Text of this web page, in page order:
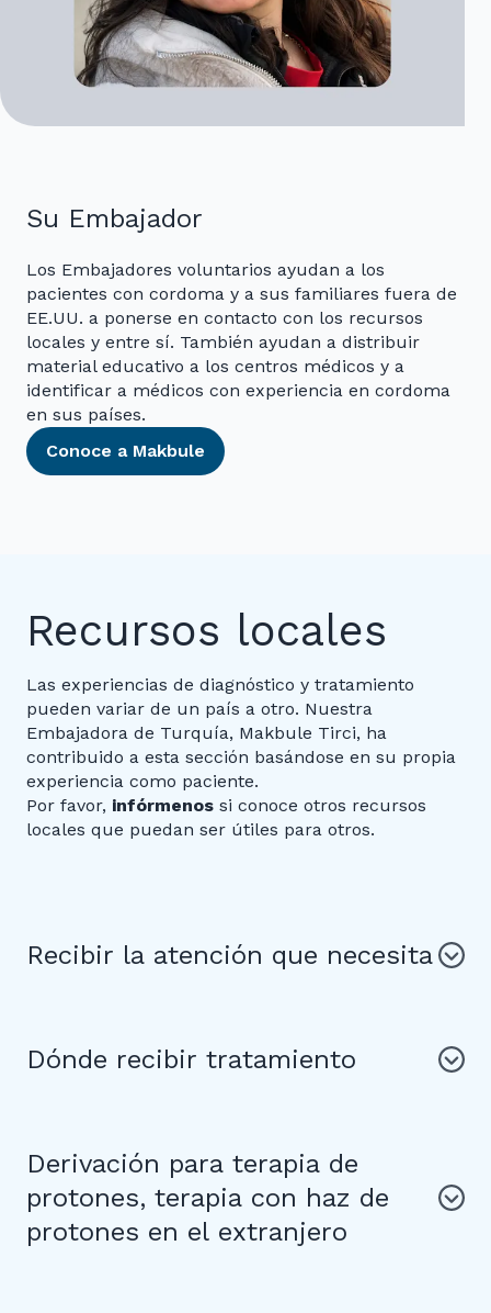
Su Embajador
Los Embajadores voluntarios ayudan a los
pacientes con cordoma y a sus familiares fuera de
EE.UU. a ponerse en contacto con los recursos
locales y entre sí. También ayudan a distribuir
material educativo a los centros médicos y a
identificar a médicos con experiencia en cordoma
en sus países.
Conoce a Makbule
Recursos locales
Las experiencias de diagnóstico y tratamiento
pueden variar de un país a otro. Nuestra
Embajadora de Turquía, Makbule Tirci, ha
contribuido a esta sección basándose en su propia
experiencia como paciente.
Por favor, infórmenos si conoce otros recursos
locales que puedan ser útiles para otros.
Recibir la atención que necesita
Dónde recibir tratamiento
Derivación para terapia de
protones, terapia con haz de
protones en el extranjero